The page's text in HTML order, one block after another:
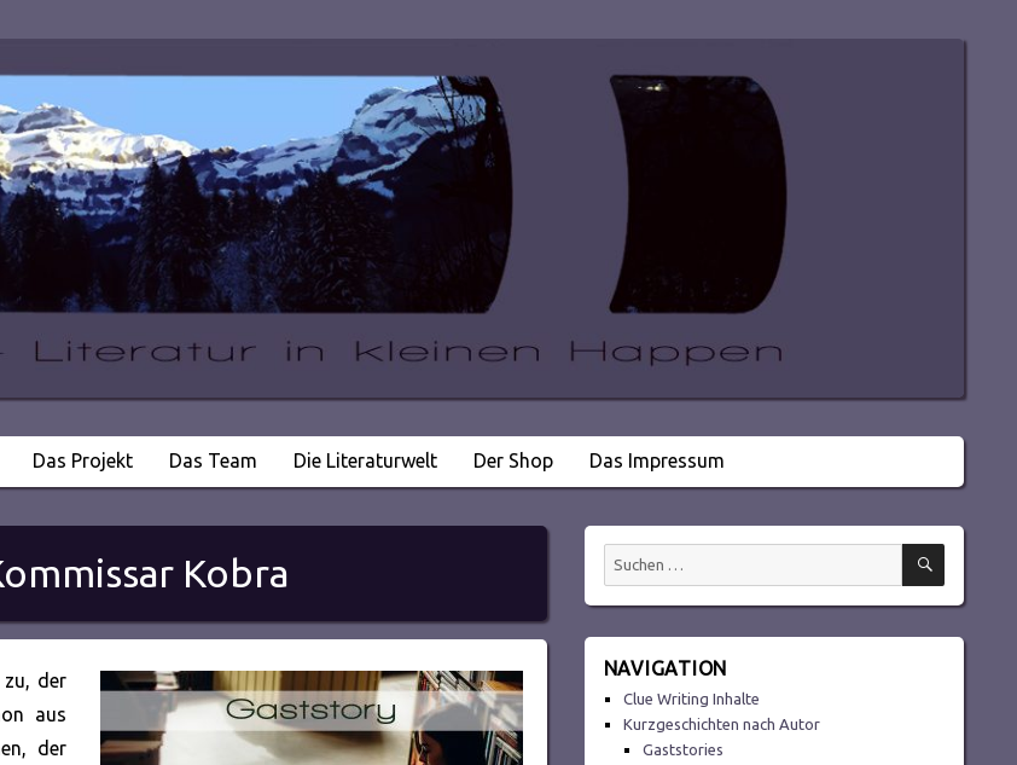
Das Projekt Das Team Die Literaturwelt Der Shop Das Impressum
Kobra
der
aus
der
Suchen
SUCHEN
NAVIGATION
Clue Writing Inhalte
Kurzgeschichten nach Autor
Gaststories